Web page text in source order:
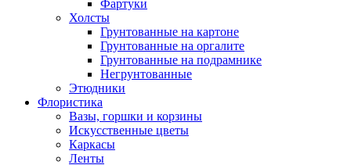
Фартуки
Холсты
Грунтованные на картоне
Грунтованные на оргалите
Грунтованные на подрамнике
Негрунтованные
Этюдники
Флористика
Вазы, горшки и корзины
Искусственные цветы
Каркасы
Ленты